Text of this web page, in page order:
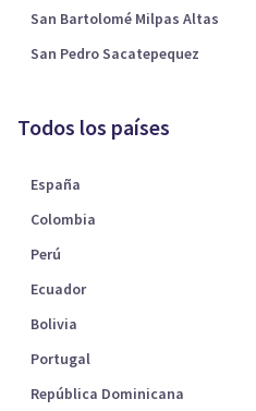
San Bartolomé Milpas Altas
San Pedro Sacatepequez
Todos los países
España
Colombia
Perú
Ecuador
Bolivia
Portugal
República Dominicana